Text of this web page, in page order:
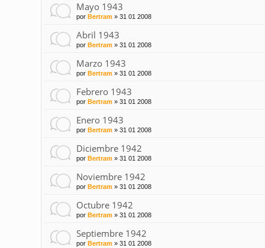
Mayo 1943
por Bertram» 31 01 2008
Abril 1943
por Bertram» 31 01 2008
Marzo 1943
por Bertram» 31 01 2008
Febrero 1943
por Bertram» 31 01 2008
Enero 1943
por Bertram» 31 01 2008
Diciembre 1942
por Bertram» 31 01 2008
Noviembre 1942
por Bertram» 31 01 2008
Octubre 1942
por Bertram» 31 01 2008
Septiembre 1942
por Bertram» 31 01 2008